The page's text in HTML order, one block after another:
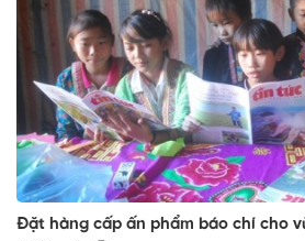
Đặt hàng cấp ấn phẩm báo chí cho